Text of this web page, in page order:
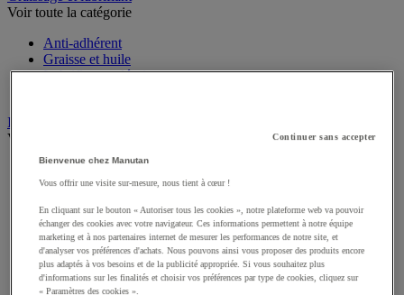
Voir toute la catégorie
Anti-adhérent
Graisse et huile
Lubrifiant et dégrippant
Instrument de mesure
Voir toute la catégorie
Compteur et compteur-métreur
Équipement optique
Instrument de mesure de laboratoire
Mesure de distance
Mesure de la vitesse
Mesure de l'environnement
Continuer sans accepter
Bienvenue chez Manutan
Vous offrir une visite sur-mesure, nous tient à cœur !
En cliquant sur le bouton « Autoriser tous les cookies », notre plateforme web va pouvoir
échanger des cookies avec votre navigateur. Ces informations permettent à notre équipe
marketing et à nos partenaires internet de mesurer les performances de notre site, et
d'analyser vos préférences d'achats. Nous pouvons ainsi vous proposer des produits encore
plus adaptés à vos besoins et de la publicité appropriée. Si vous souhaitez plus
d'informations sur les finalités et choisir vos préférences par type de cookies, cliquez sur
« Paramètres des cookies ».